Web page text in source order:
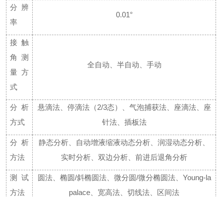
分辨
率
0.01°
接触
角测
量方
式
全自动、半自动、手动
分析
方式
悬滴法、停滴法（2/3态）、气泡捕获法、座滴法、座
针法、插板法
分析
方法
静态分析、自动增液缩液动态分析、润湿动态分析、
实时分析、双边分析、前进后退角分析
测试
方法
圆法、椭圆/斜椭圆法、微分圆/微分椭圆法、Young-la
palace、宽高法、切线法、区间法